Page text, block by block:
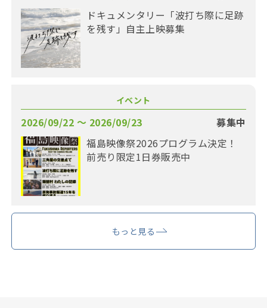
ドキュメンタリー「波打ち際に足跡
を残す」自主上映募集
イベント
2026/09/22 〜 2026/09/23
募集中
福島映像祭2026プログラム決定！
前売り限定1日券販売中
もっと見る